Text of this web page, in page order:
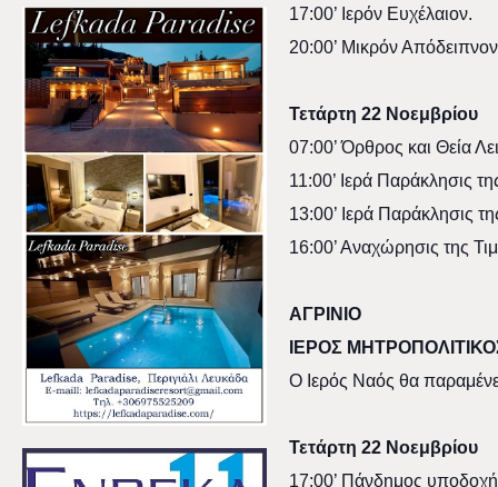
17:00’ Ιερόν Ευχέλαιον.
20:00’ Μικρόν
Τετάρτη 22 Νοεμβρίου
07:00’ Όρθρος και Θεία
11:00’ Ιερά Παράκλησις
13:00’ Ιερά Παράκλησις
16:00’ Αναχώρησις της
ΑΓΡΙΝΙΟ
ΙΕΡΟΣ
Ο Ιερός Ναός θα
Τετάρτη 22 Νοεμβρίου
17:00’ Πάνδημος υποδοχή